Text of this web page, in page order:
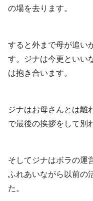
の場を去ります。
すると外まで母が追い
す。ジナは今更といい
は抱き合います。
ジナはお母さんとは離
で最後の挨拶をして別
そしてジナはボラの運
ふれあいながら以前の
た。